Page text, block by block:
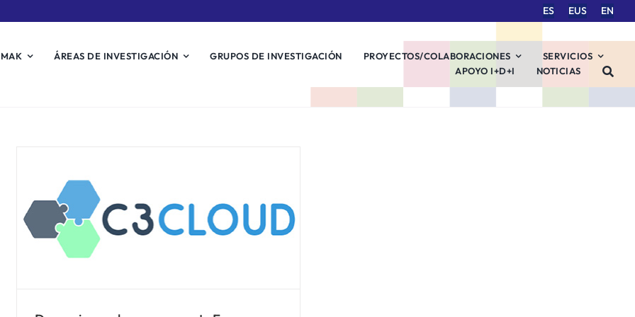
ES EUS EN
ÁREAS DE INVESTIGACIÓN GRUPOS DE INVESTIGACIÓN PROYECTOS/COLABORACIONES
SERVICIOS
APOYO I+D+I
NOTICIAS